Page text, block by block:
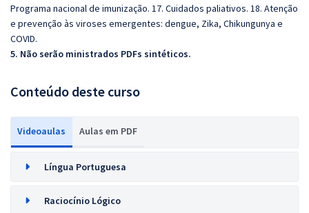
Programa nacional de imunização. 17. Cuidados paliativos. 18. Atenção
e prevenção às viroses emergentes: dengue, Zika, Chikungunya e
COVID.
5. Não serão ministrados PDFs sintéticos.
Conteúdo deste curso
Videoaulas Aulas em PDF
Língua Portuguesa
Raciocínio Lógico